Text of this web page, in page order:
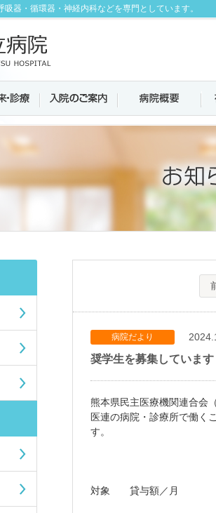
器・循環器・神経内科などを専門としています。
病院だより
奨学生を募集しています
熊本県民主医療機関連合会
医連の病院・診療所で働く
す。
対象 貸与額／月